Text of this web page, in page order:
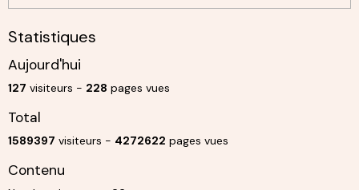
Statistiques
Aujourd'hui
127 visiteurs - 228 pages vues
Total
1589397 visiteurs - 4272622 pages vues
Contenu